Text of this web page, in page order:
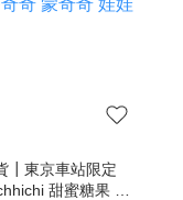
┃東京車站限定
甜蜜糖果 甜